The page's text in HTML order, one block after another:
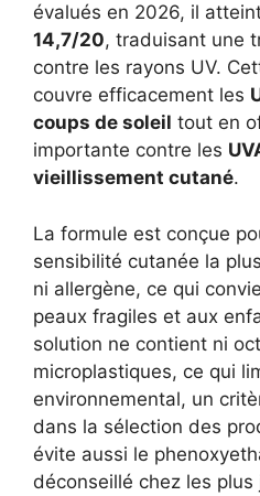
évalués en 2026, il
14,7/20, traduisant une
contre les rayons UV.
couvre efficacement les
coups de soleil tout en
importante contre les
vieillissement cutané.
La formule est conçue
sensibilité cutanée la
ni allergène, ce qui
peaux fragiles et aux
solution ne contient ni
microplastiques, ce qui
environnemental, un
dans la sélection des
évite aussi le
déconseillé chez les